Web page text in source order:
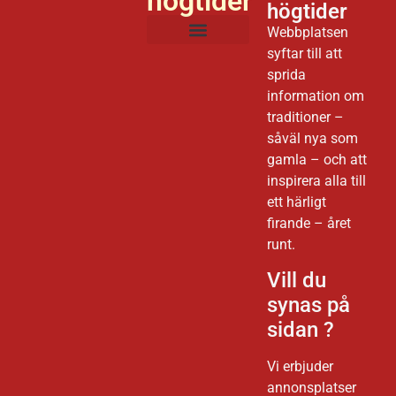
högtider
Webbplatsen
syftar till att
sprida
information om
traditioner –
såväl nya som
gamla – och att
inspirera alla till
ett härligt
firande – året
runt.
Vill du
synas på
sidan ?
Vi erbjuder
annonsplatser